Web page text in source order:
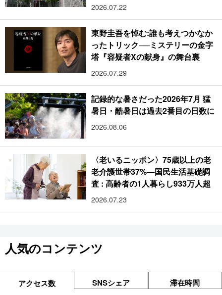
2026.07.22
東野圭吾を悼む:誰も考えつかなか
ったトリック──ミステリーの金字
塔『容疑者Xの献身』の舞台裏
2026.07.29
記録的な暑さだった2026年7月 猛
暑日・酷暑日は過去2番目の日数に
2026.08.06
〈老いるニッポン〉75歳以上の老
老介護世帯37%―国民生活基礎調
査 : 高齢者の1人暮らし933万人超
2026.07.23
人気のコンテンツ
アクセス数 SNSシェア 滞在時間